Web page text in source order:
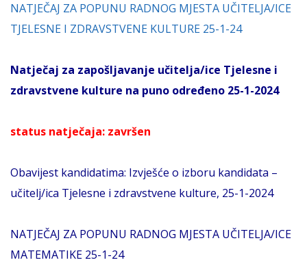
NATJEČAJ ZA POPUNU RADNOG MJESTA UČITELJA/ICE
TJELESNE I ZDRAVSTVENE KULTURE 25-1-24
Natječaj za zapošljavanje učitelja/ice Tjelesne i
zdravstvene kulture na puno određeno 25-1-2024
status natječaja: završen
Obavijest kandidatima: Izvješće o izboru kandidata –
učitelj/ica Tjelesne i zdravstvene kulture, 25-1-2024
NATJEČAJ ZA POPUNU RADNOG MJESTA UČITELJA/ICE
MATEMATIKE 25-1-24